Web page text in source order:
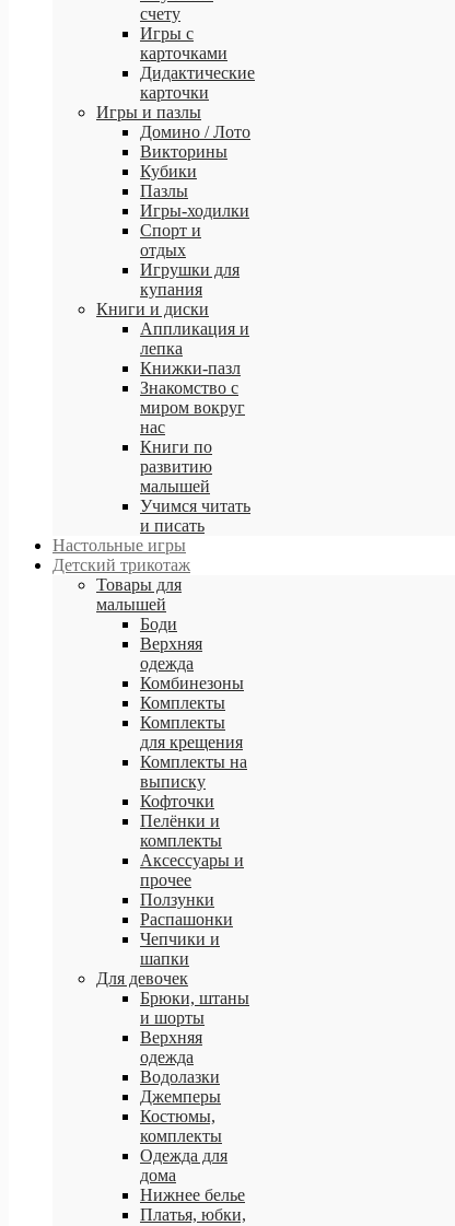
центр
счету
Игры с
карточками
Дидактические
карточки
Игры и пазлы
Домино / Лото
Викторины
Кубики
Пазлы
Игры-ходилки
Спорт и
отдых
Игрушки для
купания
Книги и диски
Аппликация и
лепка
Книжки-пазл
Знакомство с
миром вокруг
нас
Книги по
развитию
малышей
Учимся читать
и писать
Настольные игры
Детский трикотаж
Товары для
малышей
Боди
Верхняя
одежда
Комбинезоны
Комплекты
Комплекты
для крещения
Комплекты на
выписку
Кофточки
Пелёнки и
комплекты
Аксессуары и
прочее
Ползунки
Распашонки
Чепчики и
шапки
Для девочек
Брюки, штаны
и шорты
Верхняя
одежда
Водолазки
Джемперы
Костюмы,
комплекты
Одежда для
дома
Нижнее белье
Платья, юбки,